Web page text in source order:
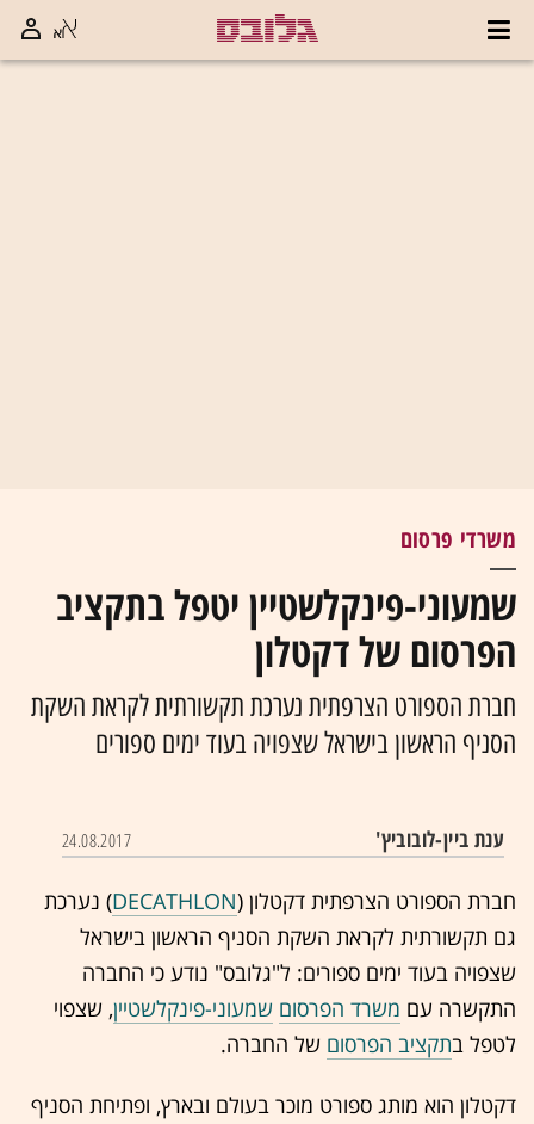
משרדי פרסום
שמעוני-פינקלשטיין יטפל בתקציב
הפרסום של דקטלון
חברת הספורט הצרפתית נערכת תקשורתית לקראת השקת
הסניף הראשון בישראל שצפויה בעוד ימים ספורים
ענת ביין-לובוביץ' 24.08.2017
חברת הספורט הצרפתית דקטלון (DECATHLON) נערכת
גם תקשורתית לקראת השקת הסניף הראשון בישראל
שצפויה בעוד ימים ספורים: ל"גלובס" נודע כי החברה
התקשרה עם משרד הפרסום שמעוני-פינקלשטיין, שצפוי
לטפל בתקציב הפרסום של החברה.
דקטלון הוא מותג ספורט מוכר בעולם ובארץ, ופתיחת הסניף